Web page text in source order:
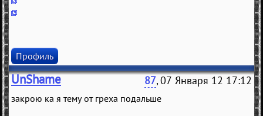
Профиль
UnShame 87, 07 Января 12 17:12
закрою ка я тему от греха подальше